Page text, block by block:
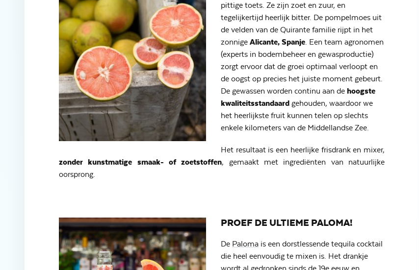
pittige toets. Ze zijn zoet en zuur, en
tegelijkertijd heerlijk bitter. De pompelmoes uit
de velden van de Quirante familie rijpt in het
zonnige Alicante, Spanje. Een team agronomen
(experts in bodembeheer en gewasproductie)
zorgt ervoor dat de groei optimaal verloopt en
de oogst op precies het juiste moment gebeurt.
De gewassen worden continu aan de hoogste
kwaliteitsstandaard gehouden, waardoor we
het heerlijkste fruit kunnen telen op slechts
enkele kilometers van de Middellandse Zee.
Het resultaat is een heerlijke frisdrank en mixer,
zonder kunstmatige smaak- of zoetstoffen, gemaakt met ingrediënten van natuurlijke
oorsprong.
PROEF DE ULTIEME PALOMA!
De Paloma is een dorstlessende tequila cocktail
die heel eenvoudig te mixen is. Het drankje